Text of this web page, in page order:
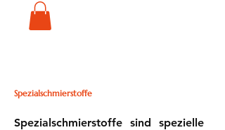
Spezialschmierstoffe
Spezialschmierstoffe sind spezielle